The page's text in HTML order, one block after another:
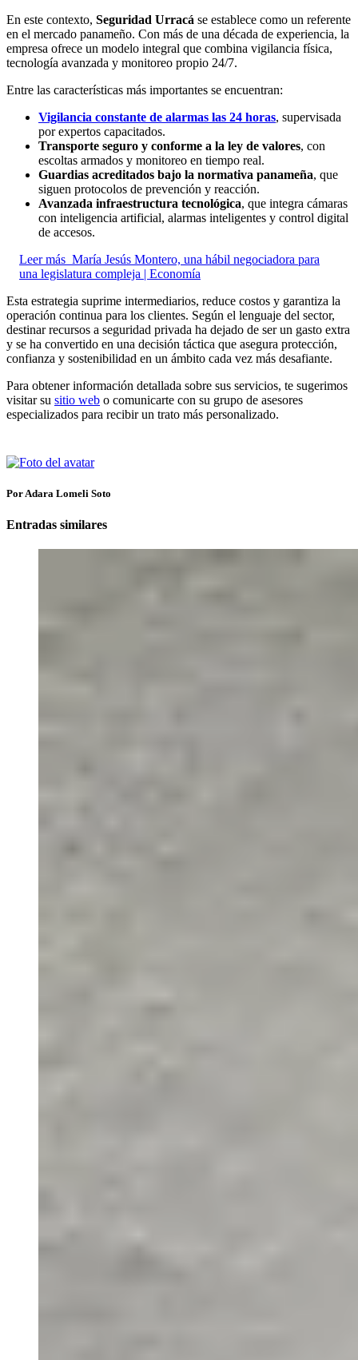
En este contexto, Seguridad Urracá se establece como un referente
en el mercado panameño. Con más de una década de experiencia, la
empresa ofrece un modelo integral que combina vigilancia física,
tecnología avanzada y monitoreo propio 24/7.
Entre las características más importantes se encuentran:
Vigilancia constante de alarmas las 24 horas, supervisada
por expertos capacitados.
Transporte seguro y conforme a la ley de valores, con
escoltas armados y monitoreo en tiempo real.
Guardias acreditados bajo la normativa panameña, que
siguen protocolos de prevención y reacción.
Avanzada infraestructura tecnológica, que integra cámaras
con inteligencia artificial, alarmas inteligentes y control digital
de accesos.
Leer más María Jesús Montero, una hábil negociadora para
una legislatura compleja | Economía
Esta estrategia suprime intermediarios, reduce costos y garantiza la
operación continua para los clientes. Según el lenguaje del sector,
destinar recursos a seguridad privada ha dejado de ser un gasto extra
y se ha convertido en una decisión táctica que asegura protección,
confianza y sostenibilidad en un ámbito cada vez más desafiante.
Para obtener información detallada sobre sus servicios, te sugerimos
visitar su sitio web o comunicarte con su grupo de asesores
especializados para recibir un trato más personalizado.
Por Adara Lomeli Soto
Entradas similares